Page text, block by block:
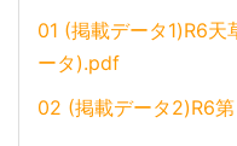
01 (掲載データ1)R6
ータ).pdf
02 (掲載データ2)R6